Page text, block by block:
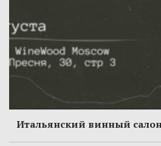
Итальянский винный